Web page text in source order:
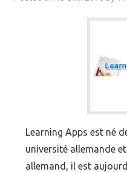
Learning Apps est né
université allemande
allemand, il est